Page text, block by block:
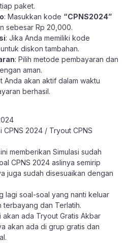
paket.
: Masukkan kode “CPNS2024”
sebesar Rp 20,000.
: Jika Anda memiliki kode
untuk diskon tambahan.
: Pilih metode pembayaran dan
aman.
Anda akan aktif dalam waktu
berhasil.
CPNS 2024 / Tryout CPNS
memberikan Simulasi sudah
CPNS 2024 aslinya semirip
juga sudah disesuaikan dengan
lagi soal-soal yang nanti keluar
terbayang dan Terlatih.
ada Tryout Gratis Akbar
akan ada di grup gratis dan